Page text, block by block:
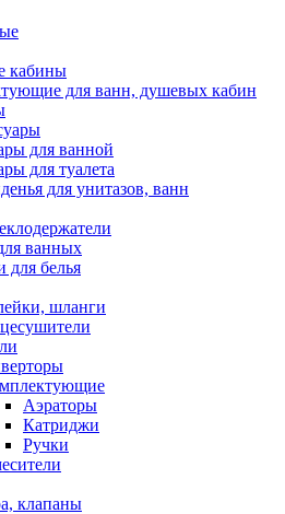
кабины
для ванн, душевых кабин
для ванной
для туалета
для унитазов, ванн
ванных
белья
шланги
Аэраторы
Катриджи
Ручки
клапаны